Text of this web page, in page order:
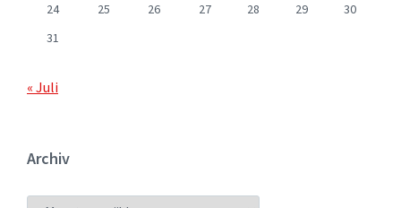
24
25 26 27 28 29
30
31
« Juli
Archiv
ARCHIV